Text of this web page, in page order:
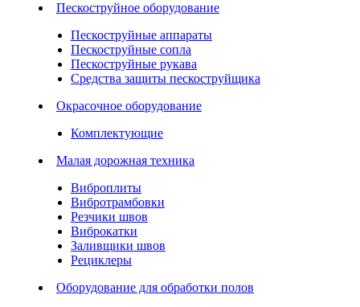
Пескоструйное оборудование
Пескоструйные аппараты
Пескоструйные сопла
Пескоструйные рукава
Средства защиты пескоструйщика
Окрасочное оборудование
Комплектующие
Малая дорожная техника
Виброплиты
Вибротрамбовки
Резчики швов
Виброкатки
Заливщики швов
Рециклеры
Оборудование для обработки полов